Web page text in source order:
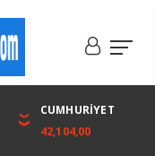
BIST
1.720,92
CUMHURİYET
42,104,00